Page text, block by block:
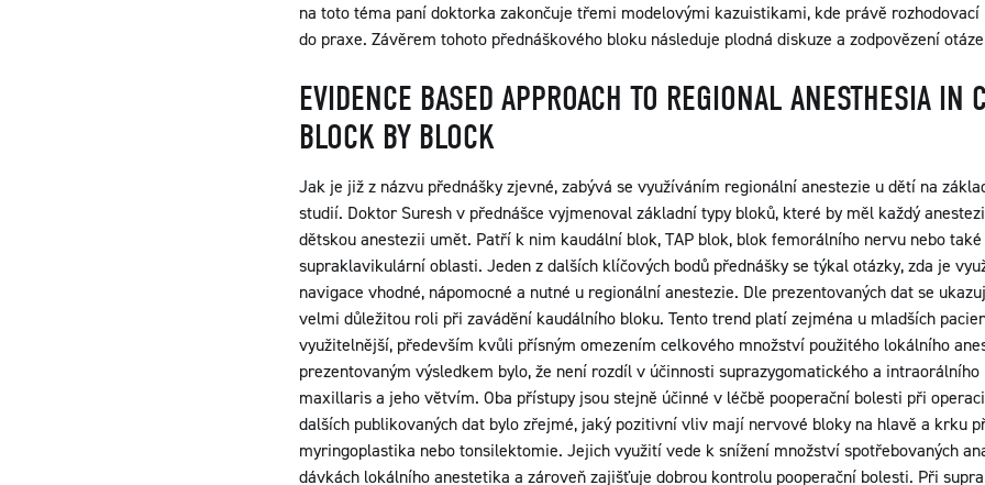
na toto téma paní doktorka zakončuje třemi modelovými kazuistikami, kde právě
do praxe. Závěrem tohoto přednáškového bloku následuje plodná diskuze a zodpovězení
EVIDENCE BASED APPROACH TO REGIONAL ANESTHESIA IN
BLOCK BY BLOCK
Jak je již z názvu přednášky zjevné, zabývá se využíváním regionální anestezie u dětí na
studií. Doktor Suresh v přednášce vyjmenoval základní typy bloků, které by měl každý
dětskou anestezii umět. Patří k nim kaudální blok, TAP blok, blok femorálního nervu nebo
supraklavikulární oblasti. Jeden z dalších klíčových bodů přednášky se týkal otázky, zda je
navigace vhodné, nápomocné a nutné u regionální anestezie. Dle prezentovaných dat se
velmi důležitou roli při zavádění kaudálního bloku. Tento trend platí zejména u mladších
využitelnější, především kvůli přísným omezením celkového množství použitého lokálního
prezentovaným výsledkem bylo, že není rozdíl v účinnosti suprazygomatického a
maxillaris a jeho větvím. Oba přístupy jsou stejně účinné v léčbě pooperační bolesti při
dalších publikovaných dat bylo zřejmé, jaký pozitivní vliv mají nervové bloky na hlavě a krku
myringoplastika nebo tonsilektomie. Jejich využití vede k snížení množství spotřebovaných
dávkách lokálního anestetika a zároveň zajišťuje dobrou kontrolu pooperační bolesti. Při